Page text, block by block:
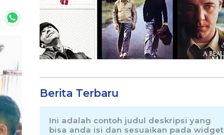
Berita Terbaru
Ini adalah contoh judul deskripsi yang
bisa anda isi dan sesuaikan pada widget